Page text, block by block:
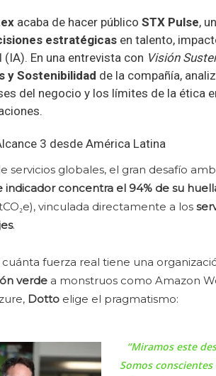
acaba de hacer público STX Pulse, un
estratégicas en talento,
En una entrevista con Visión
y Sostenibilidad de la compañía,
del negocio y los límites de la ética
3 desde América Latina
servicios globales, el gran desafío
indicador concentra el 94% de su
vinculada directamente a los
.
fuerza real tiene una
verde a monstruos como Amazon
Dotto elige el pragmatismo:
“Miramos este
Somos